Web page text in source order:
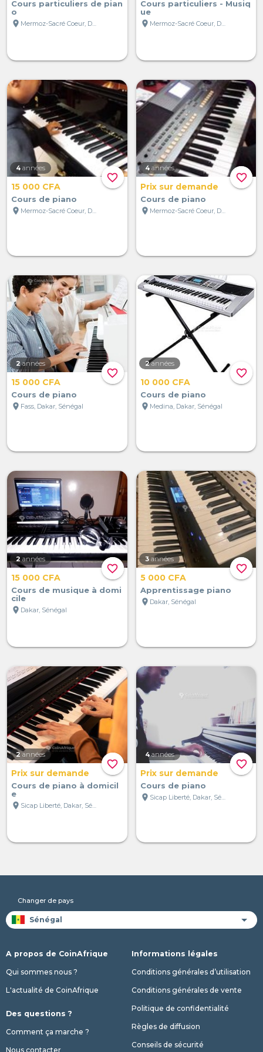
Cours particuliers de pian
o
location_on
Mermoz-Sacré Coeur, Dakar, Sénégal
Cours particuliers - Musiq
ue
location_on
Mermoz-Sacré Coeur, Dakar, Sénégal
favorite_border
4 années
15 000 CFA
Cours de piano
location_on
Mermoz-Sacré Coeur, Dakar, Sénégal
favorite_border
4 années
Prix sur demande
Cours de piano
location_on
Mermoz-Sacré Coeur, Dakar, Sénégal
favorite_border
2 années
15 000 CFA
Cours de piano
location_on Fass, Dakar, Sénégal
favorite_border
2 années
10 000 CFA
Cours de piano
location_on Medina, Dakar, Sénégal
favorite_border
2 années
15 000 CFA
Cours de musique à domi
cile
location_on Dakar, Sénégal
favorite_border
3 années
5 000 CFA
Apprentissage piano
location_on Dakar, Sénégal
favorite_border
2 années
Prix sur demande
Cours de piano à domicil
e
location_on
Sicap Liberté, Dakar, Sénégal
favorite_border
4 années
Prix sur demande
Cours de piano
location_on
Sicap Liberté, Dakar, Sénégal
Changer de pays
A propos de CoinAfrique
Qui sommes nous ?
L'actualité de CoinAfrique
Des questions ?
Comment ça marche ?
Nous contacter
Informations légales
Conditions générales d’utilisation
Conditions générales de vente
Politique de confidentialité
Règles de diffusion
Conseils de sécurité